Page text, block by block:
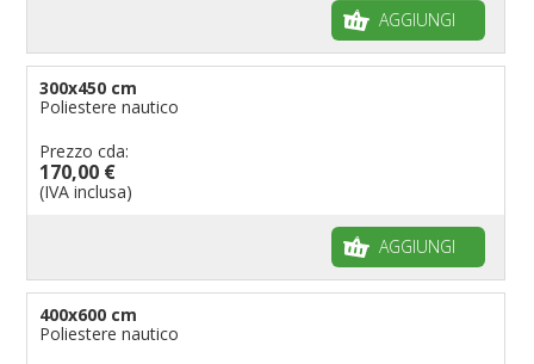
AGGIUNGI
300x450 cm
Poliestere nautico
Prezzo cda:
170,00 €
(IVA inclusa)
AGGIUNGI
400x600 cm
Poliestere nautico